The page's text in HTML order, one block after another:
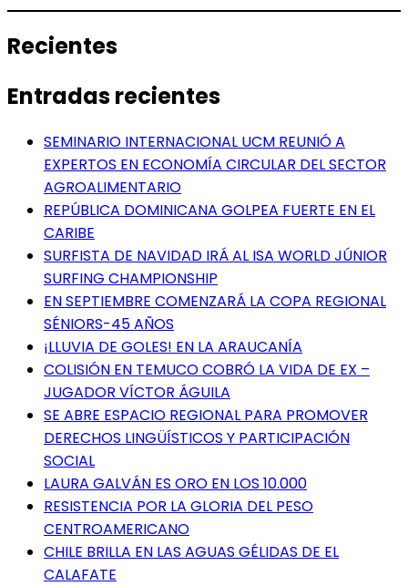
Recientes
Entradas recientes
SEMINARIO INTERNACIONAL UCM REUNIÓ A
EXPERTOS EN ECONOMÍA CIRCULAR DEL SECTOR
AGROALIMENTARIO
REPÚBLICA DOMINICANA GOLPEA FUERTE EN EL
CARIBE
SURFISTA DE NAVIDAD IRÁ AL ISA WORLD JÚNIOR
SURFING CHAMPIONSHIP
EN SEPTIEMBRE COMENZARÁ LA COPA REGIONAL
SÉNIORS-45 AÑOS
¡LLUVIA DE GOLES! EN LA ARAUCANÍA
COLISIÓN EN TEMUCO COBRÓ LA VIDA DE EX –
JUGADOR VÍCTOR ÁGUILA
SE ABRE ESPACIO REGIONAL PARA PROMOVER
DERECHOS LINGÜÍSTICOS Y PARTICIPACIÓN
SOCIAL
LAURA GALVÁN ES ORO EN LOS 10.000
RESISTENCIA POR LA GLORIA DEL PESO
CENTROAMERICANO
CHILE BRILLA EN LAS AGUAS GÉLIDAS DE EL
CALAFATE